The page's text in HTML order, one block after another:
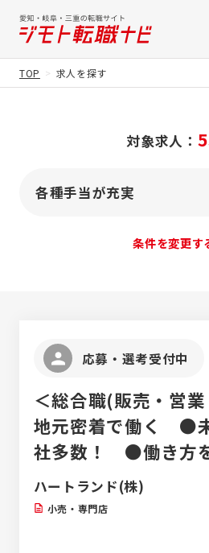
TOP 求人を探す
対象求人：
各種手当が充実
条件を変更す
応募・選考受付中
＜総合職(販売・営
地元密着で働く ●
社多数！ ●働き方
与も高水準で待遇も
ハートランド(株)
小売・専門店